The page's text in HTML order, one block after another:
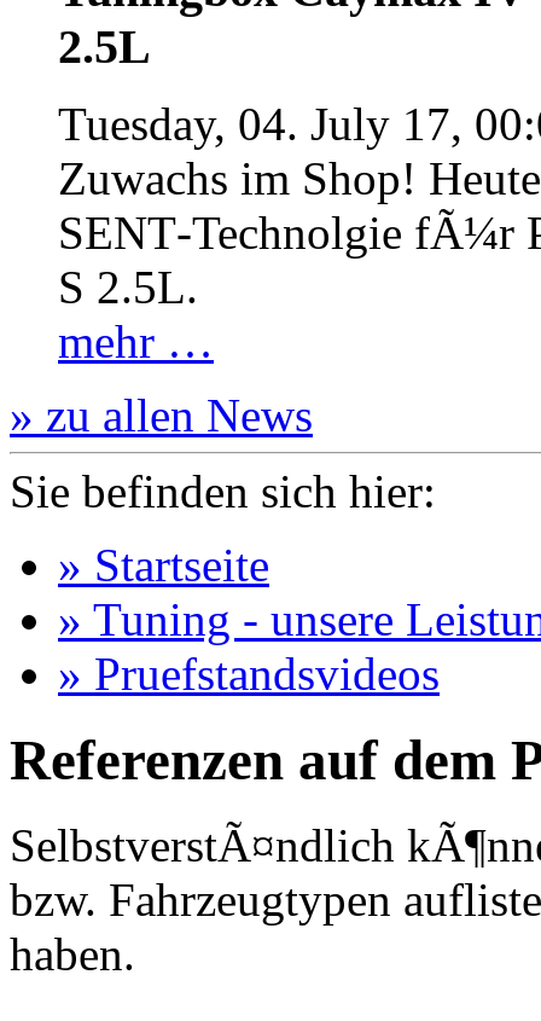
2.5L
Tuesday, 04. July 17,
Zuwachs im Shop!
SENT‐Technolgie fÃ¼r
S 2.5L.
mehr …
» zu allen News
Sie befinden sich hier:
» Startseite
» Tuning - unsere
» Pruefstandsvideos
Referenzen auf dem
SelbstverstÃ¤ndlich
bzw. Fahrzeugtypen
haben.